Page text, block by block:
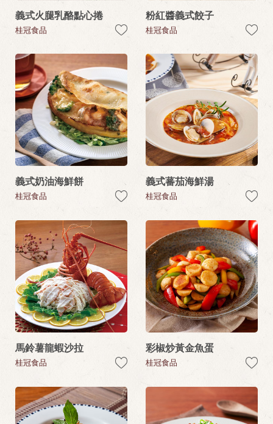
義式火腿乳酪點心捲
桂冠食品
粉紅醬義式餃子
桂冠食品
義式奶油海鮮餅
桂冠食品
義式蕃茄海鮮湯
桂冠食品
馬鈴薯龍蝦沙拉
桂冠食品
彩椒炒黃金魚蛋
桂冠食品